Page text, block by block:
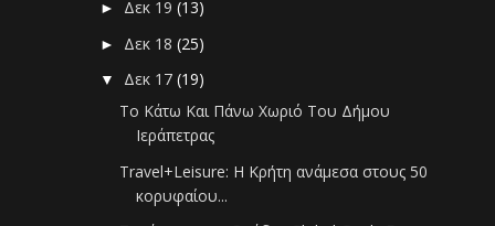
► Δεκ 19(13)
► Δεκ 18(25)
▼ Δεκ 17(19)
Το Κάτω Και Πάνω Χωριό Του Δήμου
Ιεράπετρας
Travel+Leisure: Η Κρήτη ανάμεσα στους 50
κορυφαίου...